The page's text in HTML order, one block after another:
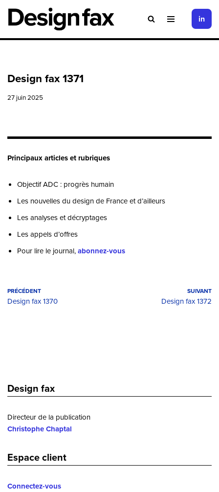
Aller
au
in
Design fax 1371
27 juin 2025
Principaux articles et rubriques
Objectif ADC : progrès humain
Les nouvelles du design de France et d’ailleurs
Les analyses et décryptages
Les appels d’offres
Pour lire le journal,abonnez-vous
PRÉCÉDENT
Design fax 1370
SUIVANT
Design fax 1372
Design fax
Directeur de la publication
Christophe Chaptal
Espace client
Connectez-vous